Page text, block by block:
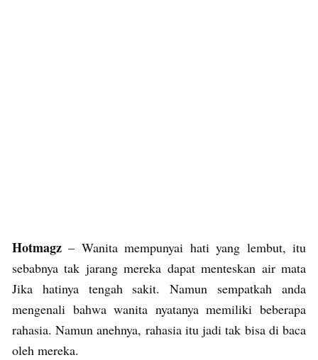
Hotmagz – Wanita mempunyai hati yang lembut, itu
sebabnya tak jarang mereka dapat menteskan air mata
Jika hatinya tengah sakit. Namun sempatkah anda
mengenali bahwa wanita nyatanya memiliki beberapa
rahasia. Namun anehnya, rahasia itu jadi tak bisa di baca
oleh mereka.